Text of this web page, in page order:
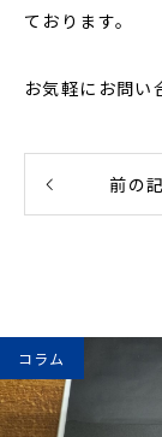
ております。
お気軽にお問い
前の
コラム